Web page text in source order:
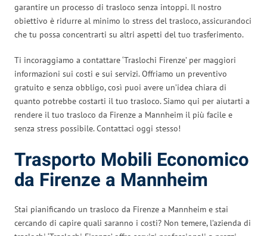
garantire un processo di trasloco senza intoppi. Il nostro
obiettivo è ridurre al minimo lo stress del trasloco, assicurandoci
che tu possa concentrarti su altri aspetti del tuo trasferimento.
Ti incoraggiamo a contattare ‘Traslochi Firenze’ per maggiori
informazioni sui costi e sui servizi. Offriamo un preventivo
gratuito e senza obbligo, così puoi avere un’idea chiara di
quanto potrebbe costarti il tuo trasloco. Siamo qui per aiutarti a
rendere il tuo trasloco da Firenze a Mannheim il più facile e
senza stress possibile. Contattaci oggi stesso!
Trasporto Mobili Economico
da Firenze a Mannheim
Stai pianificando un trasloco da Firenze a Mannheim e stai
cercando di capire quali saranno i costi? Non temere, l’azienda di